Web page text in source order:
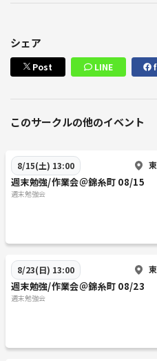
シェア
Post LINE
このサークルの他のイベント
8/15(土) 13:00
週末勉強/作業会＠錦糸町 08/15
週末勉強会
8/23(日) 13:00
週末勉強/作業会＠錦糸町 08/23
週末勉強会